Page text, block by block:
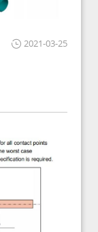
2021-03-25